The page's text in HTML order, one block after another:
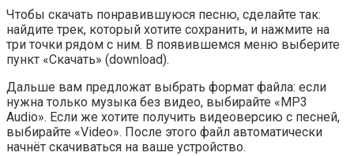
Чтобы скачать понравившуюся песню, сделайте так:
найдите трек, который хотите сохранить, и нажмите на
три точки рядом с ним. В появившемся меню выберите
пункт «Скачать» (download).
Дальше вам предложат выбрать формат файла: если
нужна только музыка без видео, выбирайте «MP3
Audio». Если же хотите получить видеоверсию с песней,
выбирайте «Video». После этого файл автоматически
начнёт скачиваться на ваше устройство.